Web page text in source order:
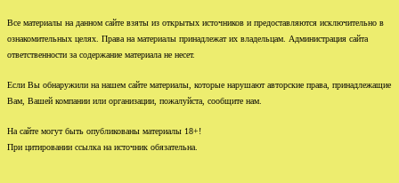
Все материалы на данном сайте взяты из открытых источников и предоставляются исключительно в
ознакомительных целях. Права на материалы принадлежат их владельцам. Администрация сайта
ответственности за содержание материала не несет.
Если Вы обнаружили на нашем сайте материалы, которые нарушают авторские права, принадлежащие
Вам, Вашей компании или организации, пожалуйста, сообщите нам.
На сайте могут быть опубликованы материалы 18+!
При цитировании ссылка на источник обязательна.